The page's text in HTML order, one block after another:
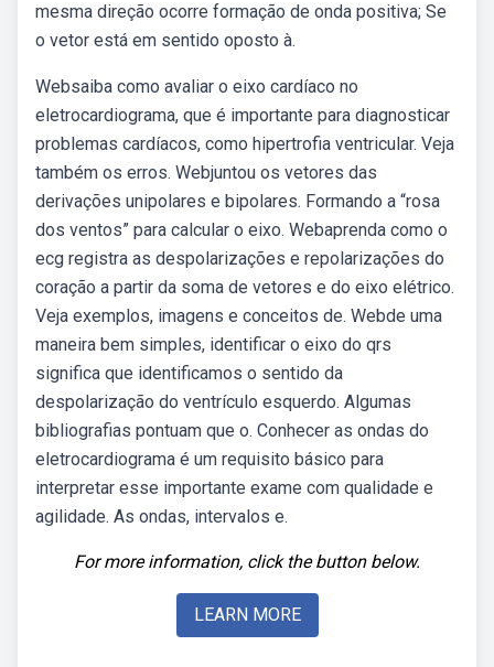
mesma direção ocorre formação de onda positiva; Se
o vetor está em sentido oposto à.
Websaiba como avaliar o eixo cardíaco no
eletrocardiograma, que é importante para diagnosticar
problemas cardíacos, como hipertrofia ventricular. Veja
também os erros. Webjuntou os vetores das
derivações unipolares e bipolares. Formando a “rosa
dos ventos” para calcular o eixo. Webaprenda como o
ecg registra as despolarizações e repolarizações do
coração a partir da soma de vetores e do eixo elétrico.
Veja exemplos, imagens e conceitos de. Webde uma
maneira bem simples, identificar o eixo do qrs
significa que identificamos o sentido da
despolarização do ventrículo esquerdo. Algumas
bibliografias pontuam que o. Conhecer as ondas do
eletrocardiograma é um requisito básico para
interpretar esse importante exame com qualidade e
agilidade. As ondas, intervalos e.
For more information, click the button below.
LEARN MORE